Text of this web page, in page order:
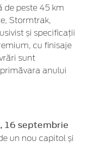
de peste 45 km
Stormtrak,
și specificații
cu finisaje
sunt
anului
16 septembrie
un nou capitol și